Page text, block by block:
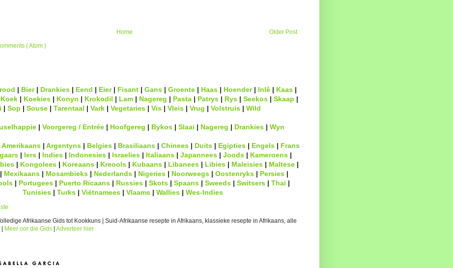
Older Post
Home
( Atom )
| Bier| Drankies | Eend | Eier| Fisant | Gans | Groente | Haas | Hoender| Inlê | Kaas |
Koek| Koekies| Konyn | Krokodil | Lam| Nagereg | Pasta| Patrys| Rys| Seekos| Skaap |
| Sop | Souse| Tarentaal | Vark| Vegetaries| Vis| Vleis| Vrug | Volstruis| Wild
| Voorgereg / Entrée| Hoofgereg | Bykos| Slaai | Nagereg | Drankies| Wyn
Amerikaans| Argentyns| Belgies| Brasiliaans| Chinees| Duits| Egipties| Engels| Frans
| Iers| Indies| Indonesies| Israelies| Italiaans| Japannees| Joods| Kameroens|
| Kongolees| Koreaans| Kreools| Kubaans| Libanees| Libies| Maleisies| Maltese|
| Mexikaans | Mosambieks | Nederlands | Nigeries | Noorweegs | Oostenryks | Persies |
| Portugees| Puerto Ricaans| Russies| Skots| Spaans| Sweeds| Switsers| Thai |
Tunisies | Turks | Viëtnamees | Vlaams | Wallies | Wes-Indies
Afrikaanse Gids tot Kookkuns | Suid-Afrikaanse resepte in Afrikaans, klassieke resepte in Afrikaans, alle
Meer oor die Gids Adverteer hier